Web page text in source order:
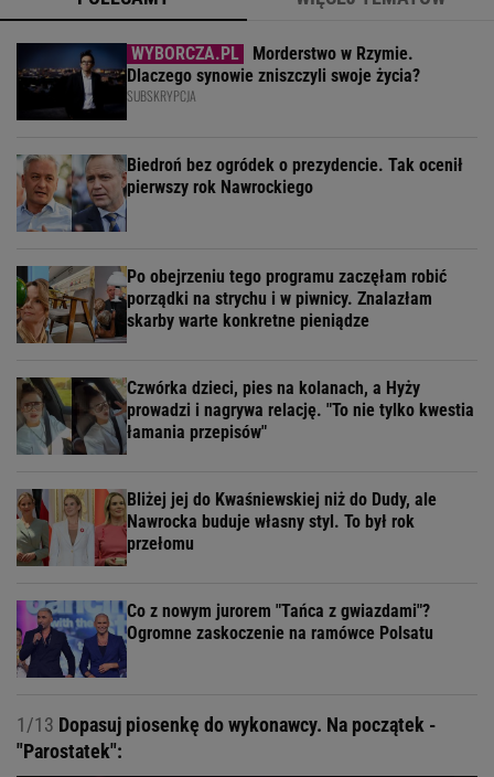
Morderstwo w Rzymie.
Dlaczego synowie zniszczyli swoje życia?
SUBSKRYPCJA
Biedroń bez ogródek o prezydencie. Tak ocenił
pierwszy rok Nawrockiego
Po obejrzeniu tego programu zaczęłam robić
porządki na strychu i w piwnicy. Znalazłam
skarby warte konkretne pieniądze
Czwórka dzieci, pies na kolanach, a Hyży
prowadzi i nagrywa relację. "To nie tylko kwestia
łamania przepisów"
Bliżej jej do Kwaśniewskiej niż do Dudy, ale
Nawrocka buduje własny styl. To był rok
przełomu
Co z nowym jurorem "Tańca z gwiazdami"?
Ogromne zaskoczenie na ramówce Polsatu
1/13 Dopasuj piosenkę do wykonawcy. Na początek -
"Parostatek":